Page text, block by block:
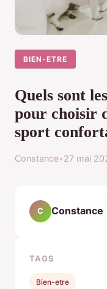
BIEN-ETRE
Quels sont
pour choisir
sport
Constance•27 mai
C Constance
TAGS
Bien-etre